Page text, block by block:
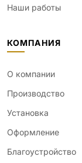
Наши работы
КОМПАНИЯ
О компании
Производство
Установка
Оформление
Благоустройство